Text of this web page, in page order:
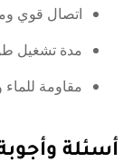
اتصال قوي
مدة تشغيل
مقاومة للماء
أسئلة